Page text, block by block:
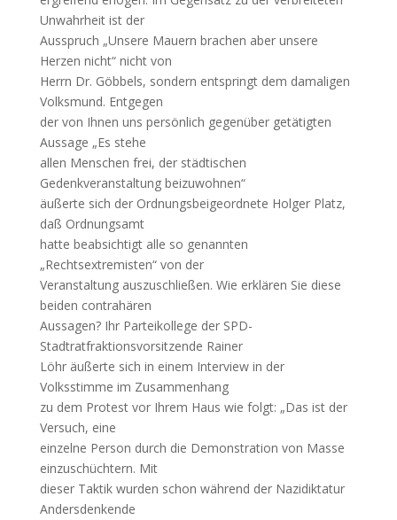
Unwahrheit ist der
Ausspruch „Unsere Mauern brachen aber unsere
Herzen nicht“ nicht von
Herrn Dr. Göbbels, sondern entspringt dem damaligen
Volksmund. Entgegen
der von Ihnen uns persönlich gegenüber getätigten
Aussage „Es stehe
allen Menschen frei, der städtischen
Gedenkveranstaltung beizuwohnen“
äußerte sich der Ordnungsbeigeordnete Holger Platz,
daß Ordnungsamt
hatte beabsichtigt alle so genannten
„Rechtsextremisten“ von der
Veranstaltung auszuschließen. Wie erklären Sie diese
beiden contrahären
Aussagen? Ihr Parteikollege der SPD-
Stadtratfraktionsvorsitzende Rainer
Löhr äußerte sich in einem Interview in der
Volksstimme im Zusammenhang
zu dem Protest vor Ihrem Haus wie folgt: „Das ist der
Versuch, eine
einzelne Person durch die Demonstration von Masse
einzuschüchtern. Mit
dieser Taktik wurden schon während der Nazidiktatur
Andersdenkende